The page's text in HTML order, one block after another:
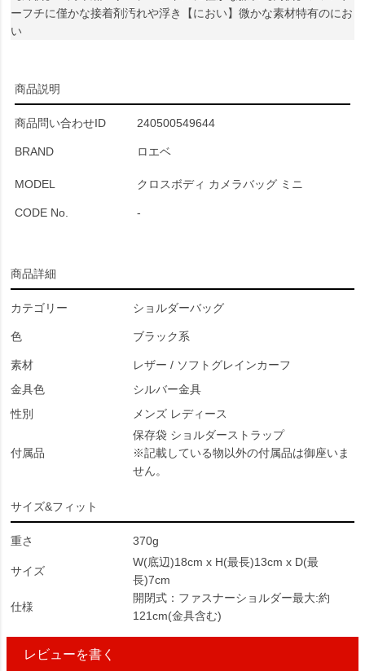
ーフチに僅かな接着剤汚れや浮き【におい】微かな素材特有のにお
い
商品説明
商品問い合わせID 240500549644
BRAND ロエベ
MODEL クロスボディ カメラバッグ ミニ
CODE No. -
商品詳細
カテゴリー ショルダーバッグ
色 ブラック系
素材
レザー / ソフトグレインカーフ
金具色
シルバー金具
性別
メンズ レディース
付属品
保存袋 ショルダーストラップ
※記載している物以外の付属品は御座いま
せん。
サイズ&フィット
重さ 370g
サイズ
W(底辺)18cm x H(最長)13cm x D(最
長)7cm
仕様
開閉式：ファスナーショルダー最大:約
121cm(金具含む)
レビューを書く